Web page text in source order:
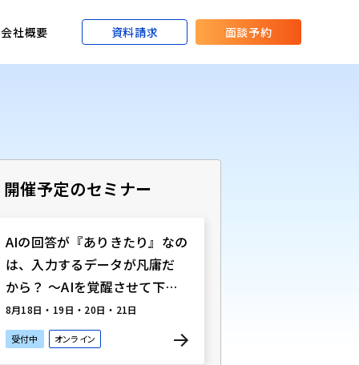
会社概要 資料請求 面談予約
開催予定のセミナー
AIの回答が『ありきたり』なの
は、入力するデータが凡庸だ
から？ 〜AIを覚醒させて下半
期戦略を具体化する、最前線
40社の成功事例活用術〜
8月18日・19日・20日・21日
受付中 オンライン